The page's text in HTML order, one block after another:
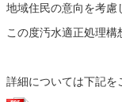
地域住民の意向を考慮
この度汚水適正処理構
詳細については下記を